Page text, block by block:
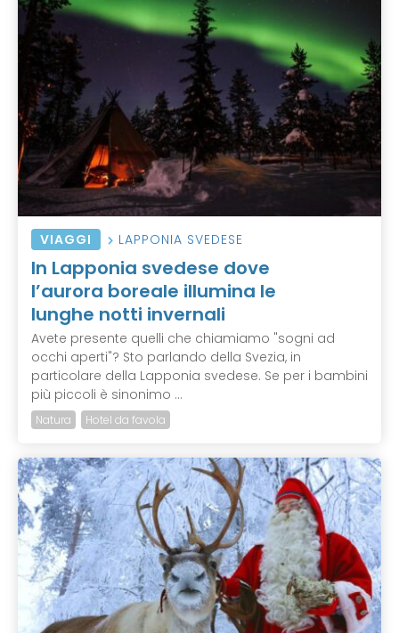
VIAGGI LAPPONIA SVEDESE
In Lapponia svedese dove
l’aurora boreale illumina le
lunghe notti invernali
Avete presente quelli che chiamiamo "sogni ad
occhi aperti"? Sto parlando della Svezia, in
particolare della Lapponia svedese. Se per i bambini
più piccoli è sinonimo ...
Natura Hotel da favola